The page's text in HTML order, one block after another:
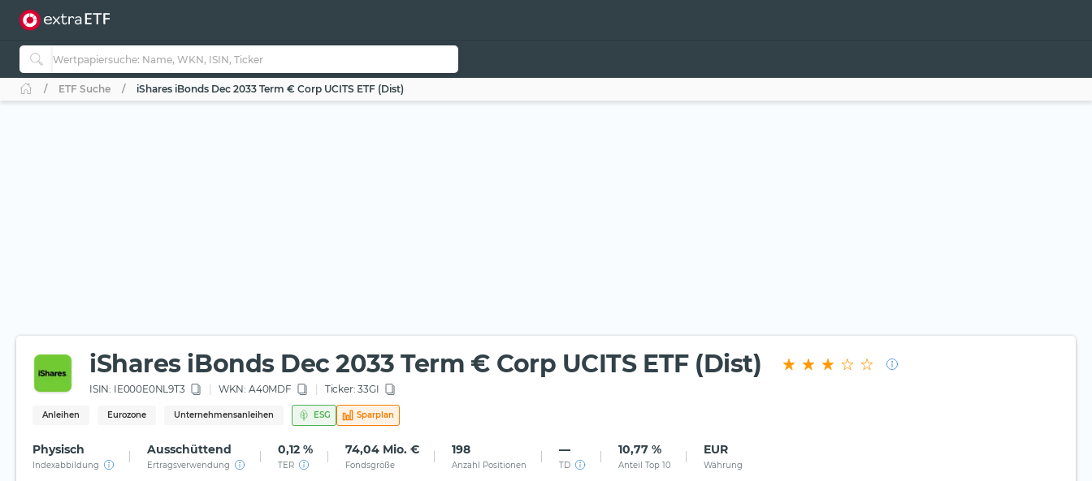
ETF Suche iShares iBonds Dec 2033 Term € Corp UCITS ETF (Dist)
iShares iBonds Dec 2033 Term € Corp UCITS ETF (Dist)
ISIN: IE000E0NL9T3 WKN: A40MDF Ticker: 33GI
Anleihen Eurozone Unternehmensanleihen ESG Sparplan
Physisch
Indexabbildung
Ausschüttend
Ertragsverwendung
0,12 %
TER
74,04 Mio. €
Fondsgröße
198
Anzahl Positionen
—
TD
10,77 %
Anteil Top 10
EUR
Währung